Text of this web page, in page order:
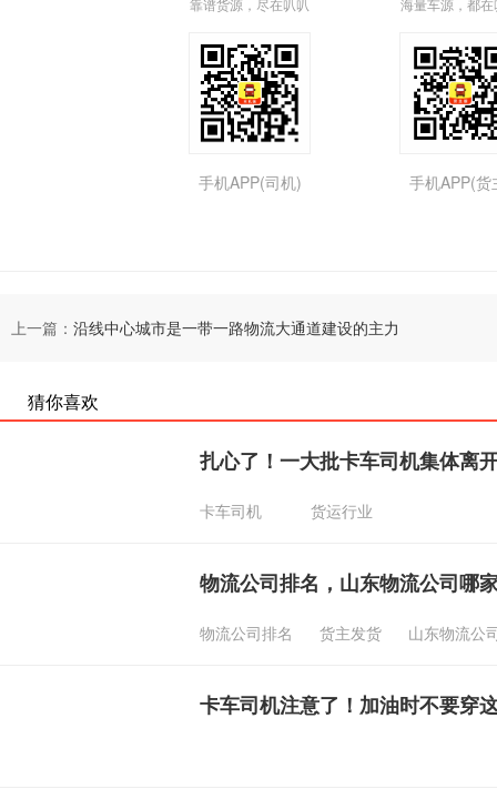
靠谱货源，尽在叭叭
手机APP(司机)
海量车源，都在
手机APP(货
上一篇： 沿线中心城市是一带一路物流大通道建设的主力
猜你喜欢
扎心了！一大批卡车司机集体离
卡车司机 货运行业
物流公司排名，山东物流公司哪
物流公司排名 货主发货 山东物流公
卡车司机注意了！加油时不要穿